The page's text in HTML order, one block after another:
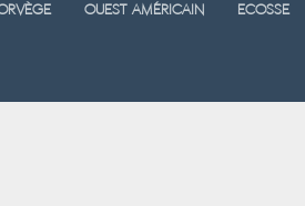
Ouest Américain Ecosse